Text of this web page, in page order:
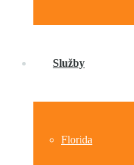
Služby
Florida